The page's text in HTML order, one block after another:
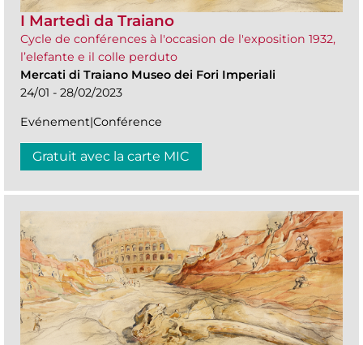
I Martedì da Traiano
Cycle de conférences à l'occasion de l'exposition 1932,
l’elefante e il colle perduto
Mercati di Traiano Museo dei Fori Imperiali
24/01 - 28/02/2023
Evénement|Conférence
Gratuit avec la carte MIC